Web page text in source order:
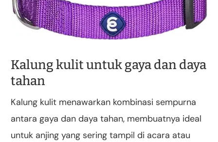
Kalung kulit untuk gaya dan daya
tahan
Kalung kulit menawarkan kombinasi sempurna
antara gaya dan daya tahan, membuatnya ideal
untuk anjing yang sering tampil di acara atau